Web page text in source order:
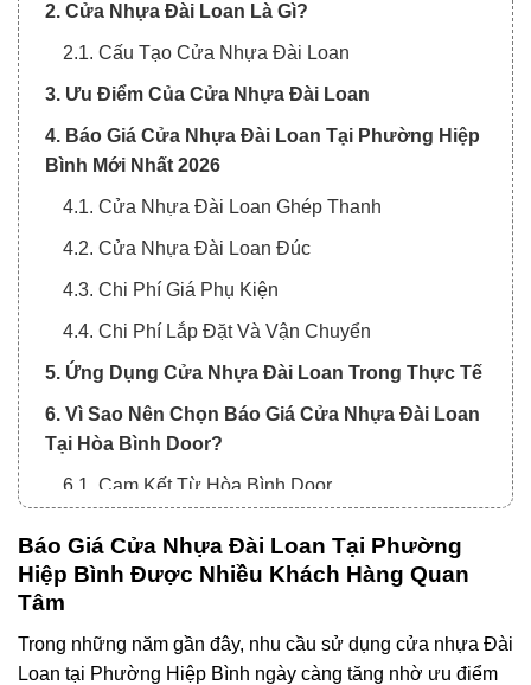
2. Cửa Nhựa Đài Loan Là Gì?
2.1. Cấu Tạo Cửa Nhựa Đài Loan
3. Ưu Điểm Của Cửa Nhựa Đài Loan
4. Báo Giá Cửa Nhựa Đài Loan Tại Phường Hiệp
Bình Mới Nhất 2026
4.1. Cửa Nhựa Đài Loan Ghép Thanh
4.2. Cửa Nhựa Đài Loan Đúc
4.3. Chi Phí Giá Phụ Kiện
4.4. Chi Phí Lắp Đặt Và Vận Chuyển
5. Ứng Dụng Cửa Nhựa Đài Loan Trong Thực Tế
6. Vì Sao Nên Chọn Báo Giá Cửa Nhựa Đài Loan
Tại Hòa Bình Door?
6.1. Cam Kết Từ Hòa Bình Door
Báo Giá Cửa Nhựa Đài Loan Tại Phường
Hiệp Bình Được Nhiều Khách Hàng Quan
Tâm
Trong những năm gần đây, nhu cầu sử dụng cửa nhựa Đài
Loan tại Phường Hiệp Bình ngày càng tăng nhờ ưu điểm